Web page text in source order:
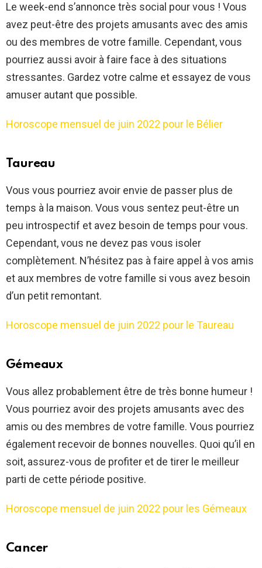
Le week-end s’annonce très social pour vous ! Vous
avez peut-être des projets amusants avec des amis
ou des membres de votre famille. Cependant, vous
pourriez aussi avoir à faire face à des situations
stressantes. Gardez votre calme et essayez de vous
amuser autant que possible.
Horoscope mensuel de juin 2022 pour le Bélier
Taureau
Vous vous pourriez avoir envie de passer plus de
temps à la maison. Vous vous sentez peut-être un
peu introspectif et avez besoin de temps pour vous.
Cependant, vous ne devez pas vous isoler
complètement. N’hésitez pas à faire appel à vos amis
et aux membres de votre famille si vous avez besoin
d’un petit remontant.
Horoscope mensuel de juin 2022 pour le Taureau
Gémeaux
Vous allez probablement être de très bonne humeur !
Vous pourriez avoir des projets amusants avec des
amis ou des membres de votre famille. Vous pourriez
également recevoir de bonnes nouvelles. Quoi qu’il en
soit, assurez-vous de profiter et de tirer le meilleur
parti de cette période positive.
Horoscope mensuel de juin 2022 pour les Gémeaux
Cancer